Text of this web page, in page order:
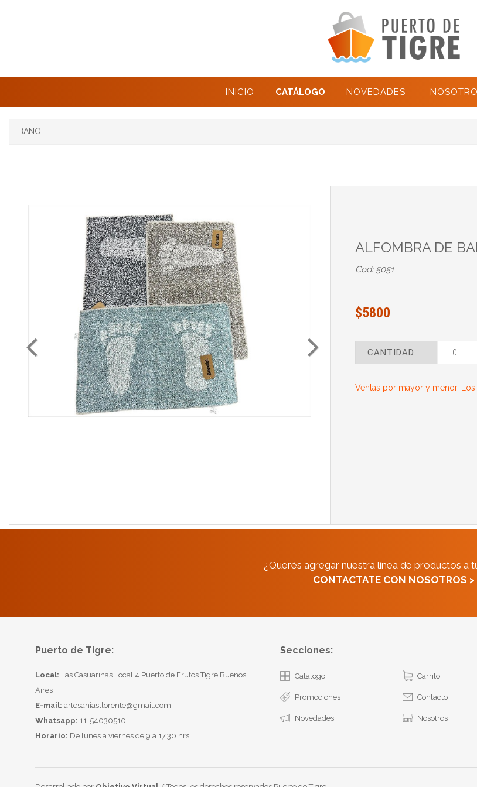
INICIO CATÁLOGO NOVEDADES
BANO
ALFOMBRA DE
Cod: 5051
$5800
CANTIDAD
Ventas por mayor y menor.
¿Querés agregar nuestra línea de productos a
CONTACTATE CON NOSOTROS >
Puerto de Tigre:
Local: Las Casuarinas Local 4 Puerto de Frutos Tigre Buenos
Aires
E-mail: artesaniasllorente@gmail.com
Whatsapp: 11-54030510
Horario: De lunes a viernes de 9 a 17.30 hrs
Secciones:
Catalogo
Promociones
Novedades
Carrito
Contacto
Nosotros